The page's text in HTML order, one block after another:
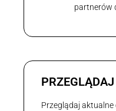
partnerów
Przeglądaj